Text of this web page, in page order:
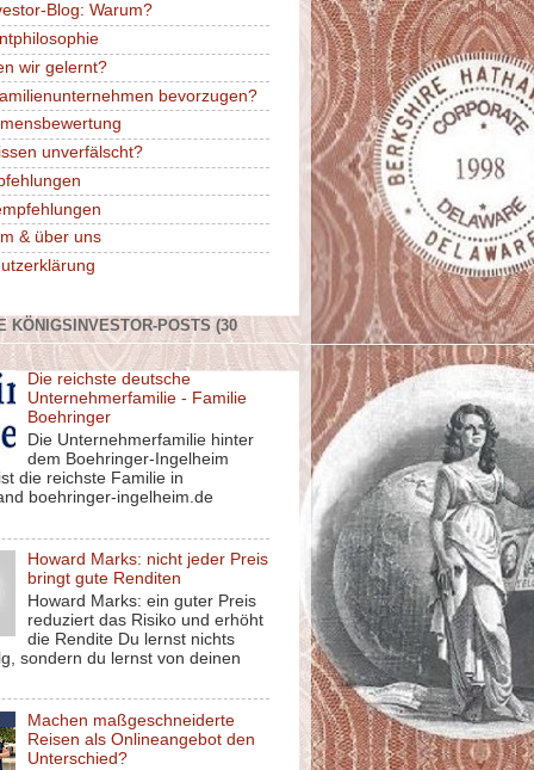
Blog: Warum?
wir gelernt?
bevorzugen?
unverfälscht?
& über uns
KÖNIGSINVESTOR-POSTS (30
Die reichste deutsche
Unternehmerfamilie - Familie
Boehringer
Die Unternehmerfamilie hinter
dem Boehringer-Ingelheim
die reichste Familie in
boehringer-ingelheim.de
Howard Marks: nicht jeder Preis
bringt gute Renditen
Howard Marks: ein guter Preis
reduziert das Risiko und erhöht
die Rendite Du lernst nichts
sondern du lernst von deinen
Machen maßgeschneiderte
Reisen als Onlineangebot den
Unterschied?